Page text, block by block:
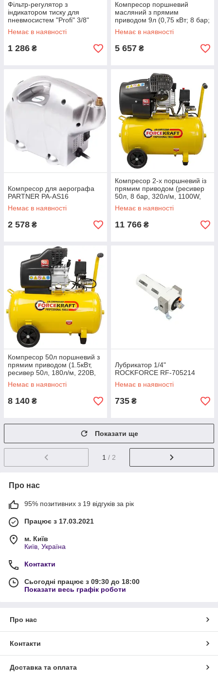
Фільтр-регулятор з
індикатором тиску для
пневмосистем "Profi" 3/8"
(пропускна спроможність:
1300 л/хв, 16bar)
Немає в наявності
1 286 ₴
Компресор поршневий
масляний з прямим
приводом 9л (0,75 кВт; 8 бар;
ресивер 9л; 220В) Forsage F-
BM9L
Немає в наявності
5 657 ₴
Компресор для аерографа
PARTNER PA-AS16
Немає в наявності
2 578 ₴
Компресор 2-х поршневий із
прямим приводом (ресивер
50л, 8 бар, 320л/м, 1100W,
230V)
Немає в наявності
11 766 ₴
Компресор 50л поршневий з
прямим приводом (1.5кВт,
ресивер 50л, 180л/м, 220В,
вага 25 кг) FORCEKRAFT FK-
BM25/50
Немає в наявності
8 140 ₴
Лубрикатор 1/4"
ROCKFORCE RF-705214
Немає в наявності
735 ₴
Показати ще
1 / 2
Про нас
95% позитивних з 19 відгуків за рік
Працює з 17.03.2021
м. Київ
Київ, Україна
Контакти
Сьогодні працює з 09:30 до 18:00
Показати весь графік роботи
Про нас
Контакти
Доставка та оплата